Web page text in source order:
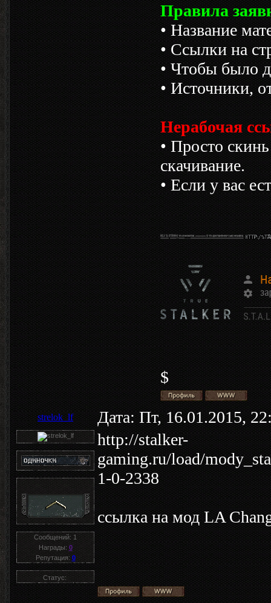
Правила
• Название
• Ссылки на
• Чтобы было
• Источники,
Нерабочая
• Просто
скачивание.
• Если у вас
$
strelok_lf Дата: Пт, 16.01.2015,
Сообщений: 1
Награды: 0
Репутация: 0
Статус:
http://stalker-
gaming.ru/load/
1-0-2338
ссылка на мод LA